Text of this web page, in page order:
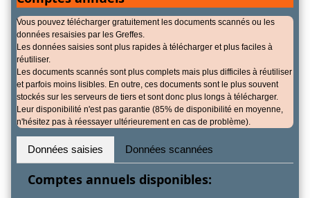
Vous pouvez télécharger gratuitement les documents scannés ou les
données resaisies par les Greffes.
Les données saisies sont plus rapides à télécharger et plus faciles à
réutiliser.
Les documents scannés sont plus complets mais plus difficiles à réutiliser
et parfois moins lisibles. En outre, ces documents sont le plus souvent
stockés sur les serveurs de tiers et sont donc plus longs à télécharger.
Leur disponibilité n'est pas garantie (85% de disponibilité en moyenne,
n'hésitez pas à réessayer ultérieurement en cas de problème).
Données saisies Données scannées
Comptes annuels disponibles: